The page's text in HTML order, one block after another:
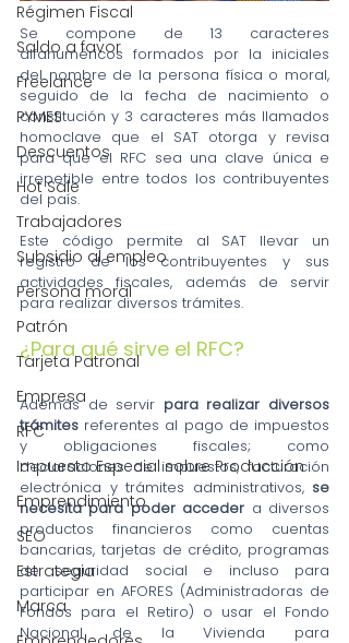
Régimen Fiscal
Saldo a favor
Freelance
PYMES
Descuentos
Hot Sale
Trabajadores
Subsidio al empleo
Persona moral
Patrón
Tarjeta Patronal
Empresa
RFC
Impuesto Especial sobre Producción
Emprendimiento
SEO
Estrategia
Marca
Se compone de 13 caracteres
alfanuméricos formados por la iniciales
del nombre de la persona física o moral,
seguido de la fecha de nacimiento o
constitución y 3 caracteres más llamados
homoclave que el SAT otorga y revisa
para que el RFC sea una clave única e
irrepetible entre todos los contribuyentes
del país.
Este código permite al SAT llevar un
registro de los contribuyentes y sus
actividades fiscales, además de servir
para realizar diversos trámites.
¿Para qué sirve el RFC?
Además de servir para realizar diversos
trámites referentes al pago de impuestos
y obligaciones fiscales; como
declaraciones de impuestos, facturación
electrónica y trámites administrativos, se
necesita para poder acceder a diversos
productos financieros como cuentas
bancarias, tarjetas de crédito, programas
de seguridad social e incluso para
participar en AFORES (Administradoras de
Fondos para el Retiro) o usar el Fondo
Nacional de la Vivienda para